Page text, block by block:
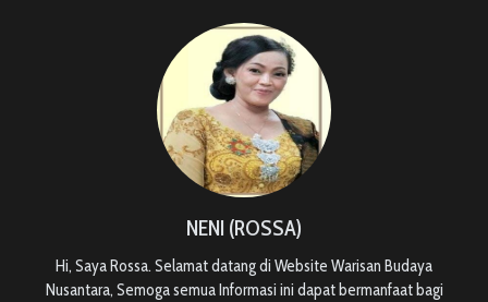
NENI (ROSSA)
Hi, Saya Rossa. Selamat datang di Website Warisan Budaya
Nusantara, Semoga semua Informasi ini dapat bermanfaat bagi